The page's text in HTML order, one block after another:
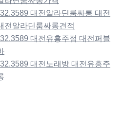
대전알라딘룸싸롱 대전
전알라딘룸싸롱견적
대전유흥주점 대전퍼블
대전노래방 대전유흥주